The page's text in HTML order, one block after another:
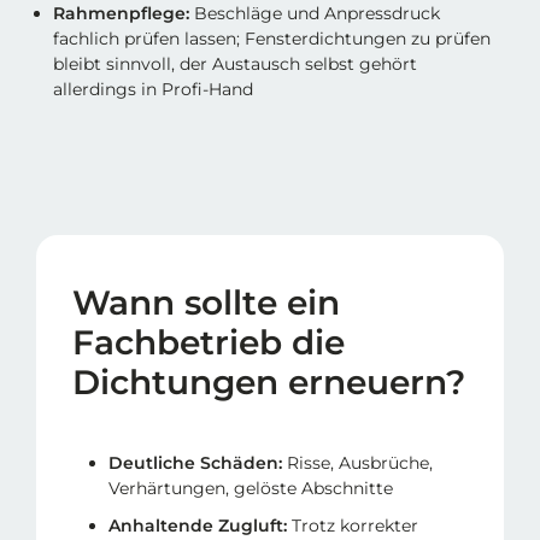
Rahmenpflege: Beschläge und Anpressdruck
fachlich prüfen lassen; Fensterdichtungen zu prüfen
bleibt sinnvoll, der Austausch selbst gehört
allerdings in Profi-Hand
Wann sollte ein
Fachbetrieb die
Dichtungen erneuern?
Deutliche Schäden: Risse, Ausbrüche,
Verhärtungen, gelöste Abschnitte
Anhaltende Zugluft:Trotz korrekter